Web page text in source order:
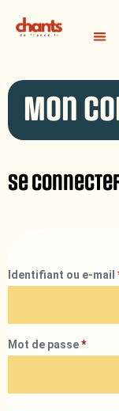
Mon
Se
Identifiant ou e-mail
Mot de passe*